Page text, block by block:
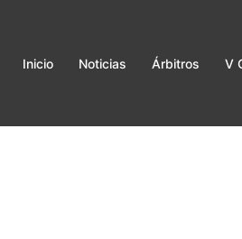
Inicio Noticias Árbitros V